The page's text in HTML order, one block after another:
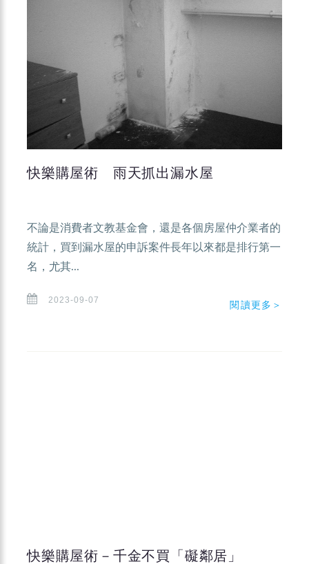
快樂購屋術 雨天抓出漏水屋
不論是消費者文教基金會，還是各個房屋仲介業者的
統計，買到漏水屋的申訴案件長年以來都是排行第一
名，尤其...
2023-09-07 閱讀更多＞
快樂購屋術－千金不買「礙鄰居」